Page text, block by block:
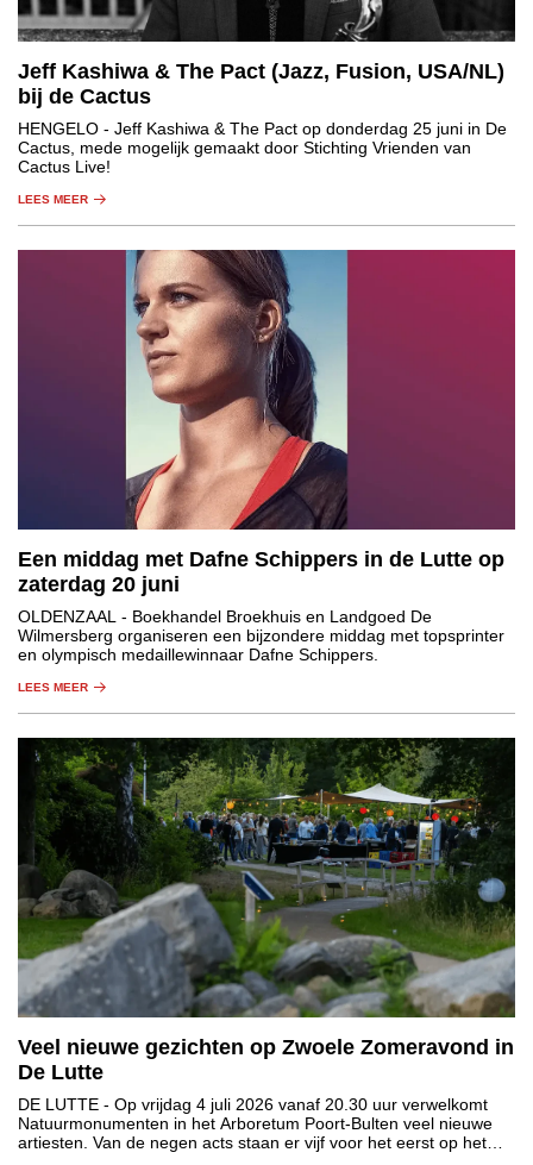
Jeff Kashiwa & The Pact (Jazz, Fusion, USA/NL)
bij de Cactus
HENGELO - Jeff Kashiwa & The Pact op donderdag 25 juni in De
Cactus, mede mogelijk gemaakt door Stichting Vrienden van
Cactus Live!
LEES MEER
Een middag met Dafne Schippers in de Lutte op
zaterdag 20 juni
OLDENZAAL - Boekhandel Broekhuis en Landgoed De
Wilmersberg organiseren een bijzondere middag met topsprinter
en olympisch medaillewinnaar Dafne Schippers.
LEES MEER
Veel nieuwe gezichten op Zwoele Zomeravond in
De Lutte
DE LUTTE - Op vrijdag 4 juli 2026 vanaf 20.30 uur verwelkomt
Natuurmonumenten in het Arboretum Poort-Bulten veel nieuwe
artiesten. Van de negen acts staan er vijf voor het eerst op het